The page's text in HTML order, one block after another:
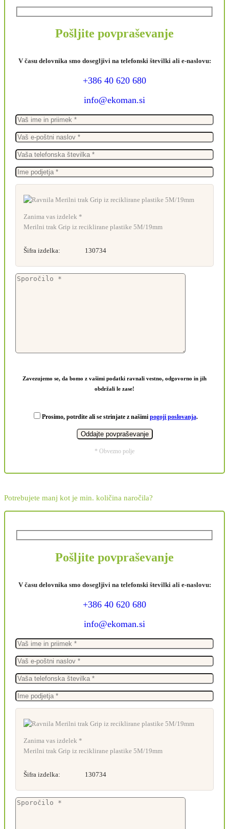
Pošljite povpraševanje
V času delovnika smo dosegljivi na telefonski številki ali e-naslovu:
+386 40 620 680
info@ekoman.si
Zanima vas izdelek *
Merilni trak Grip iz reciklirane plastike 5M/19mm
Šifra izdelka: 130734
Zavezujemo se, da bomo z vašimi podatki ravnali vestno, odgovorno in jih
obdržali le zase!
Prosimo, potrdite ali se strinjate z našimi pogoji poslovanja.
* Obvezno polje
Potrebujete manj kot je min. količina naročila?
Pošljite povpraševanje
V času delovnika smo dosegljivi na telefonski številki ali e-naslovu:
+386 40 620 680
info@ekoman.si
Zanima vas izdelek *
Merilni trak Grip iz reciklirane plastike 5M/19mm
Šifra izdelka: 130734